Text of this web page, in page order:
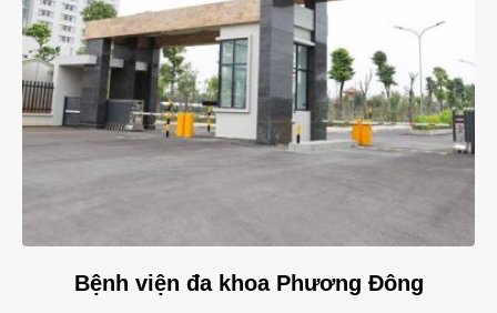
Bệnh viện đa khoa Phương Đông